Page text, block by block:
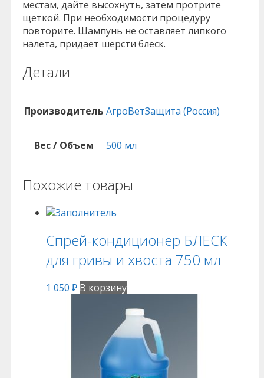
местам, дайте высохнуть, затем протрите
щеткой. При необходимости процедуру
повторите. Шампунь не оставляет липкого
налета, придает шерсти блеск.
Детали
Производитель АгроВетЗащита (Россия)
Вес / Объем 500 мл
Похожие товары
Спрей-кондиционер БЛЕСК
для гривы и хвоста 750 мл
1 050 ₽ В корзину